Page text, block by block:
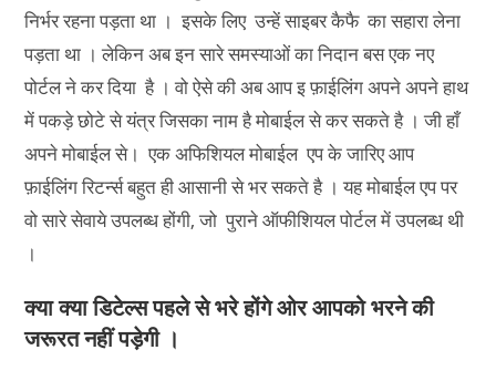
निर्भर रहना पड़ता था । इसके लिए उन्हें साइबर कैफै का सहारा लेना
पड़ता था । लेकिन अब इन सारे समस्याओं का निदान बस एक नए
पोर्टल ने कर दिया है । वो ऐसे की अब आप इ फ़ाईलिंग अपने अपने हाथ
में पकड़े छोटे से यंत्र जिसका नाम है मोबाईल से कर सकते है । जी हाँ
अपने मोबाईल से। एक अफिशियल मोबाईल एप के जारिए आप
फ़ाईलिंग रिटर्न्स बहुत ही आसानी से भर सकते है । यह मोबाईल एप पर
वो सारे सेवाये उपलब्ध होंगी, जो पुराने ऑफीशियल पोर्टल में उपलब्ध थी
।
क्या क्या डिटेल्स पहले से भरे होंगे ओर आपको भरने की
जरूरत नहीं पड़ेगी ।